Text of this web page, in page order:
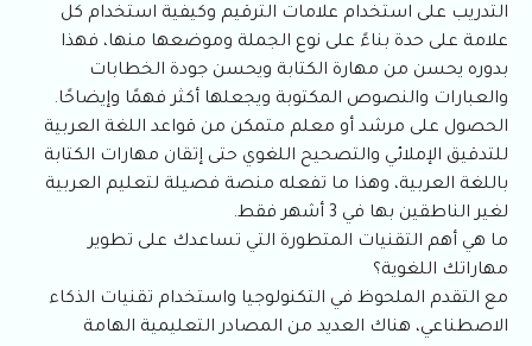
التدريب على استخدام علامات الترقيم وكيفية استخدام كل
علامة على حدة بناءً على نوع الجملة وموضعها منها، فهذا
بدوره يحسن من مهارة الكتابة ويحسن جودة الخطابات
والعبارات والنصوص المكتوبة ويجعلها أكثر فهمًا وإيضاحًا.
الحصول على مرشد أو معلم متمكن من قواعد اللغة العربية
للتدقيق الإملائي والتصحيح اللغوي حتى إتقان مهارات الكتابة
باللغة العربية، وهذا ما تفعله منصة فصيلة لتعليم العربية
لغير الناطقين بها في 3 أشهر فقط.
ما هي أهم التقنيات المتطورة التي تساعدك على تطوير
مهاراتك اللغوية؟
مع التقدم الملحوظ في التكنولوجيا واستخدام تقنيات الذكاء
الاصطناعي، هناك العديد من المصادر التعليمية الهامة